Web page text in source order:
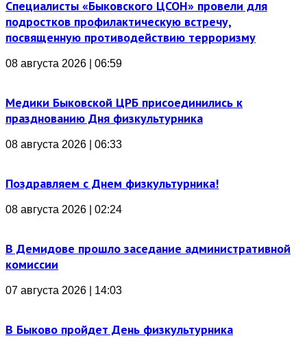
Специалисты «Быковского ЦСОН» провели для
подростков профилактическую встречу,
посвященную противодействию терроризму
08 августа 2026 | 06:59
Медики Быковской ЦРБ присоединились к
празднованию Дня физкультурника
08 августа 2026 | 06:33
Поздравляем с Днем физкультурника!
08 августа 2026 | 02:24
В Демидове прошло заседание административной
комиссии
07 августа 2026 | 14:03
В Быково пройдет День физкультурника